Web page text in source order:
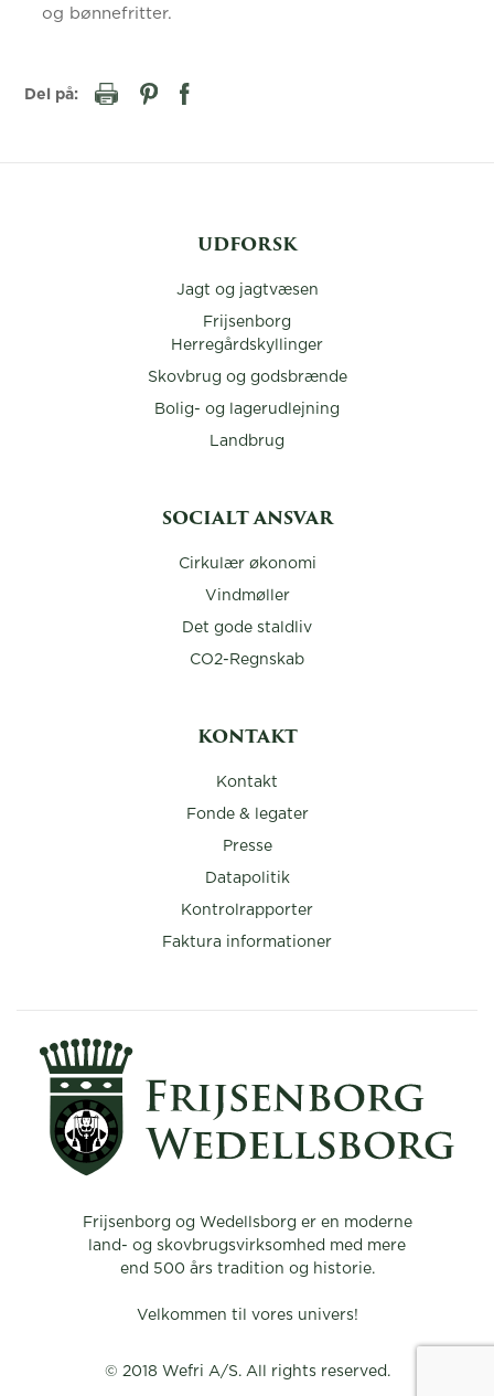
og bønnefritter.
Del på:
Frijsenborg og Wedellsborg er en moderne
land- og skovbrugsvirksomhed med mere
end 500 års tradition og historie.
Velkommen til vores univers!
© 2018 Wefri A/S. All rights reserved.
UDFORSK
Jagt og jagtvæsen
Frijsenborg
Herregårdskyllinger
Skovbrug og godsbrænde
Bolig- og lagerudlejning
Landbrug
SOCIALT ANSVAR
Cirkulær økonomi
Vindmøller
Det gode staldliv
CO2-Regnskab
KONTAKT
Kontakt
Fonde & legater
Presse
Datapolitik
Kontrolrapporter
Faktura informationer